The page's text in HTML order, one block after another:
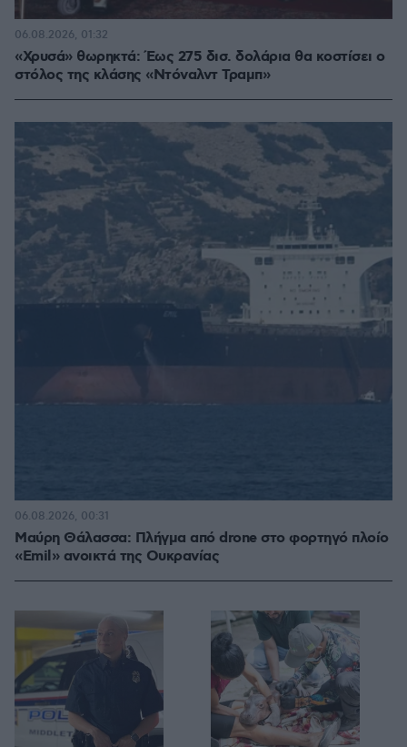
«Χρυσά» θωρηκτά: Έως 275 δισ. δολάρια θα κοστίσει ο
στόλος της κλάσης «Ντόναλντ Τραμπ»
06.08.2026, 01:32
Μαύρη Θάλασσα: Πλήγμα από drone στο φορτηγό πλοίο
«Emil» ανοικτά της Ουκρανίας
06.08.2026, 00:31